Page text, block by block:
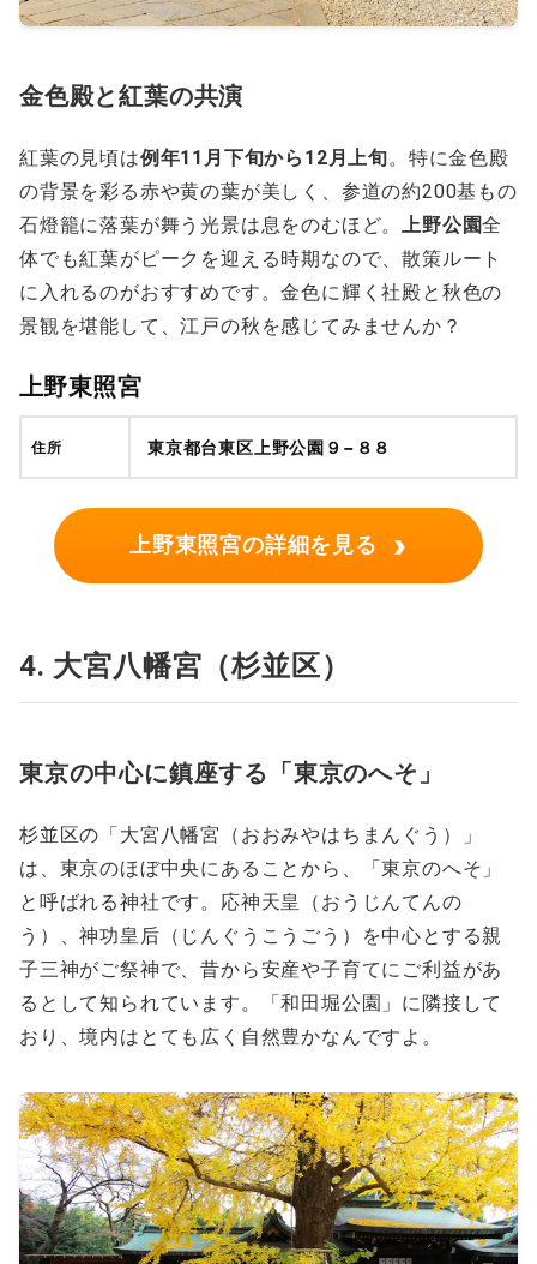
金色殿と紅葉の共演
紅葉の見頃は例年11月下旬から12月上旬。特に金色殿
の背景を彩る赤や黄の葉が美しく、参道の約200基もの
石燈籠に落葉が舞う光景は息をのむほど。上野公園全
体でも紅葉がピークを迎える時期なので、散策ルート
に入れるのがおすすめです。金色に輝く社殿と秋色の
景観を堪能して、江戸の秋を感じてみませんか？
上野東照宮
住所 東京都台東区上野公園９−８８
上野東照宮の詳細を見る ›
4. 大宮八幡宮（杉並区）
東京の中心に鎮座する「東京のへそ」
杉並区の「大宮八幡宮（おおみやはちまんぐう）」
は、東京のほぼ中央にあることから、「東京のへそ」
と呼ばれる神社です。応神天皇（おうじんてんの
う）、神功皇后（じんぐうこうごう）を中心とする親
子三神がご祭神で、昔から安産や子育てにご利益があ
るとして知られています。「和田堀公園」に隣接して
おり、境内はとても広く自然豊かなんですよ。